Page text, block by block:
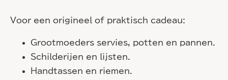
Voor een origineel of praktisch cadeau:
Grootmoeders servies, potten en pannen.
Schilderijen en lijsten.
Handtassen en riemen.